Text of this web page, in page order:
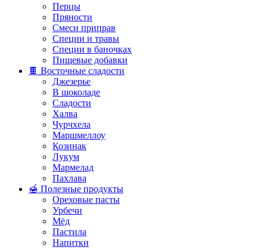
Перцы
Пряности
Смеси приправ
Специи и травы
Специи в баночках
Пищевые добавки
🍫 Восточные сладости
Джезерье
В шоколаде
Сладости
Халва
Чурчхела
Маршмеллоу
Козинак
Лукум
Мармелад
Пахлава
🍯 Полезные продукты
Ореховые пасты
Урбечи
Мёд
Пастила
Напитки